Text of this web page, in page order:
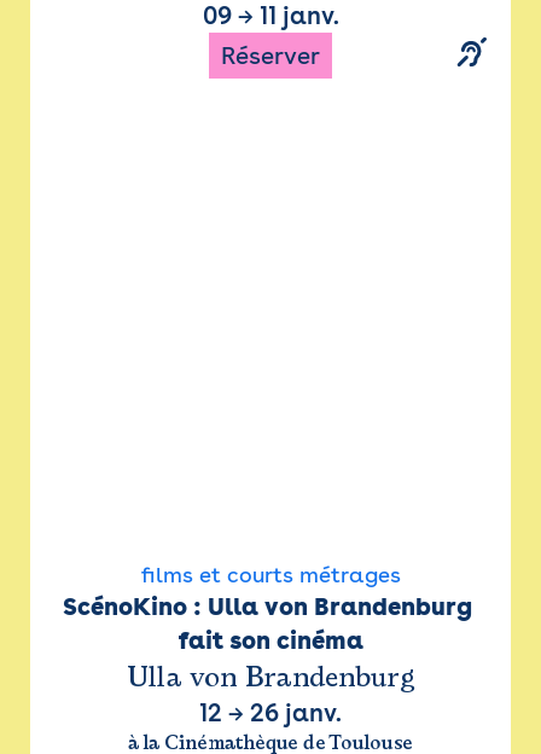
09→ 11 janv.
Réserver
films et courts métrages
ScénoKino : Ulla von Brandenburg
fait son cinéma
Ulla von Brandenburg
12 → 26 janv.
à la Cinémathèque de Toulouse